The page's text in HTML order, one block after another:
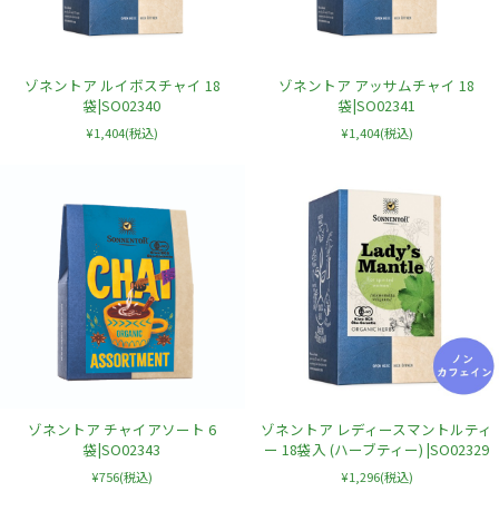
ゾネントア ルイボスチャイ 18
袋|SO02340
¥1,404(税込)
ゾネントア アッサムチャイ 18
袋|SO02341
¥1,404(税込)
ゾネントア チャイアソート 6
袋|SO02343
¥756(税込)
ゾネントア レディースマントルティ
ー 18袋入 (ハーブティー) |SO02329
¥1,296(税込)